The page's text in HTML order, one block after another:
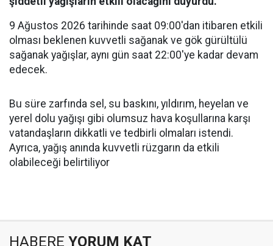
9 Ağustos 2026 tarihinde saat 09:00'dan itibaren etkili
olması beklenen kuvvetli sağanak ve gök gürültülü
sağanak yağışlar, aynı gün saat 22:00'ye kadar devam
edecek.
Bu süre zarfında sel, su baskını, yıldırım, heyelan ve
yerel dolu yağışı gibi olumsuz hava koşullarına karşı
vatandaşların dikkatli ve tedbirli olmaları istendi.
Ayrıca, yağış anında kuvvetli rüzgarın da etkili
olabileceği belirtiliyor
HABERE YORUM KAT